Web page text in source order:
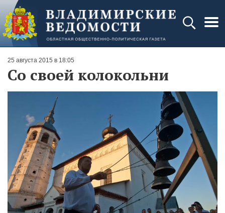
25 августа 2015 в 18:05
Со своей колокольни